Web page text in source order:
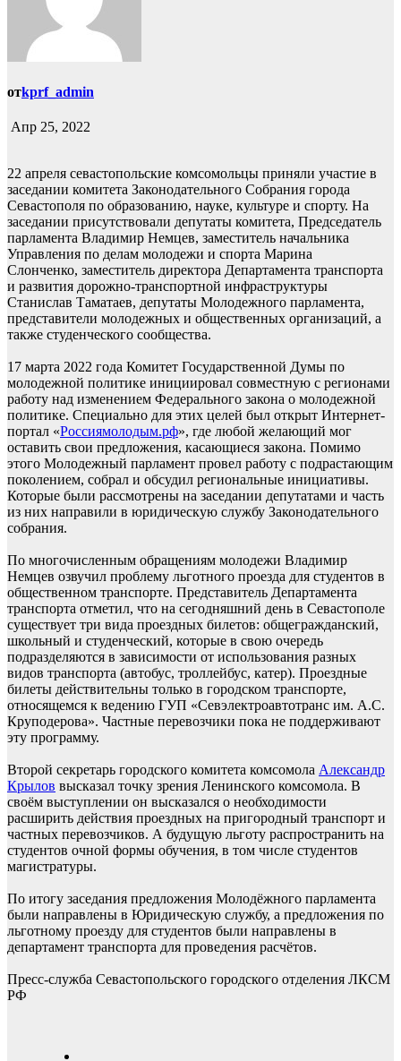
отkprf_admin
Апр 25, 2022
22 апреля севастопольские комсомольцы приняли участие в
заседании комитета Законодательного Собрания города
Севастополя по образованию, науке, культуре и спорту. На
заседании присутствовали депутаты комитета, Председатель
парламента Владимир Немцев, заместитель начальника
Управления по делам молодежи и спорта Марина
Слонченко, заместитель директора Департамента транспорта
и развития дорожно-транспортной инфраструктуры
Станислав Таматаев, депутаты Молодежного парламента,
представители молодежных и общественных организаций, а
также студенческого сообщества.
17 марта 2022 года Комитет Государственной Думы по
молодежной политике инициировал совместную с регионами
работу над изменением Федерального закона о молодежной
политике. Специально для этих целей был открыт Интернет-
портал «Россиямолодым.рф», где любой желающий мог
оставить свои предложения, касающиеся закона. Помимо
этого Молодежный парламент провел работу с подрастающим
поколением, собрал и обсудил региональные инициативы.
Которые были рассмотрены на заседании депутатами и часть
из них направили в юридическую службу Законодательного
собрания.
По многочисленным обращениям молодежи Владимир
Немцев озвучил проблему льготного проезда для студентов в
общественном транспорте. Представитель Департамента
транспорта отметил, что на сегодняшний день в Севастополе
существует три вида проездных билетов: общегражданский,
школьный и студенческий, которые в свою очередь
подразделяются в зависимости от использования разных
видов транспорта (автобус, троллейбус, катер). Проездные
билеты действительны только в городском транспорте,
относящемся к ведению ГУП «Севэлектроавтотранс им. А.С.
Круподерова». Частные перевозчики пока не поддерживают
эту программу.
Второй секретарь городского комитета комсомола Александр
Крылов высказал точку зрения Ленинского комсомола. В
своём выступлении он высказался о необходимости
расширить действия проездных на пригородный транспорт и
частных перевозчиков. А будущую льготу распространить на
студентов очной формы обучения, в том числе студентов
магистратуры.
По итогу заседания предложения Молодёжного парламента
были направлены в Юридическую службу, а предложения по
льготному проезду для студентов были направлены в
департамент транспорта для проведения расчётов.
Пресс-служба Севастопольского городского отделения ЛКСМ
РФ